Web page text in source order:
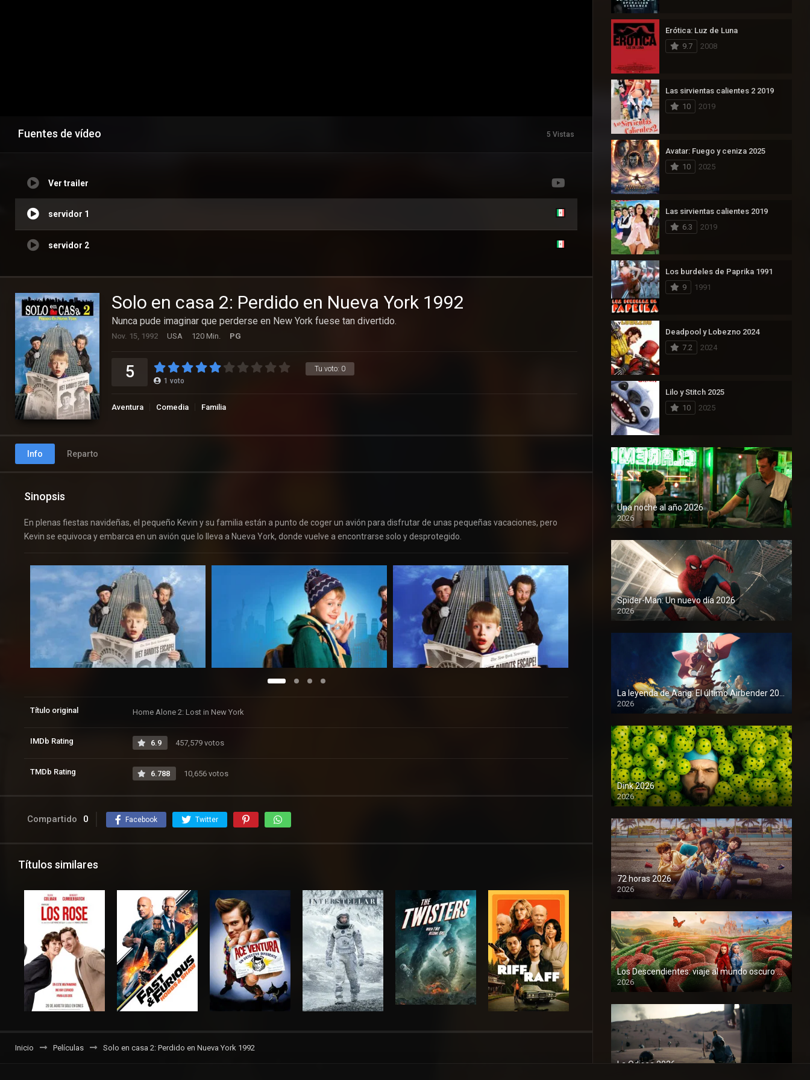
Fuentes de vídeo 5 Vistas
Ver trailer
servidor 1
servidor 2
Solo en casa 2: Perdido en Nueva York 1992
Nunca pude imaginar que perderse en New York fuese tan divertido.
Nov. 15, 1992 USA 120 Min. PG
Tu voto: 0
5 1 voto
Aventura Comedia Familia
Info Reparto
Sinopsis
En plenas fiestas navideñas, el pequeño Kevin y su familia están a punto de coger un avión para disfrutar de unas pequeñas vacaciones, pero
Kevin se equivoca y embarca en un avión que lo lleva a Nueva York, donde vuelve a encontrarse solo y desprotegido.
Título original Home Alone 2: Lost in New York
IMDb Rating 6.9 457,579 votos
TMDb Rating 6.788 10,656 votos
Compartido 0 Facebook Twitter
Títulos similares
Inicio Películas Solo en casa 2: Perdido en Nueva York 1992
Erótica: Luz de Luna
9.7
2008
Las sirvientas calientes 2 2019
10
2019
Avatar: Fuego y ceniza 2025
10
2025
Las sirvientas calientes 2019
6.3
2019
Los burdeles de Paprika 1991
9
1991
Deadpool y Lobezno 2024
7.2
2024
Lilo y Stitch 2025
10
2025
Una noche al año 2026
2026
1080P
Spider-Man: Un nuevo día 2026
2026
1080P
2026
1080P
Dink 2026
2026
1080P
72 horas 2026
2026
1080P
Los Descendientes: viaje al mundo oscuro 2026
2026
1080P
La Odisea 2026